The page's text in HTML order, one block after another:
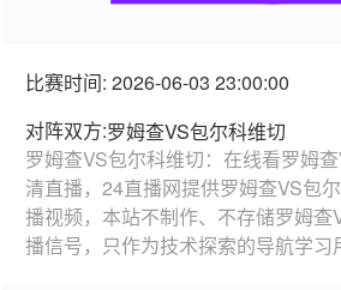
比赛时间: 2026-06-03 23:00:00
对阵双方:罗姆查VS包尔科维切
罗姆查VS包尔科维切：在线看罗姆
清直播，24直播网提供罗姆查VS包
播视频，本站不制作、不存储罗姆查
播信号，只作为技术探索的导航学习